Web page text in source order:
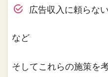
広告収入に頼らな
など
そしてこれらの施策を